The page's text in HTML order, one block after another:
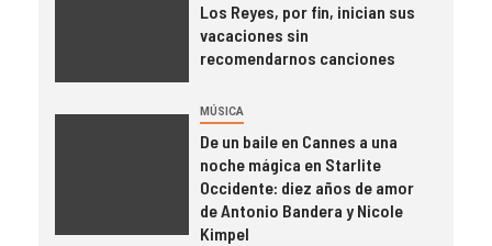
Los Reyes, por fin, inician sus
vacaciones sin
recomendarnos canciones
MÚSICA
De un baile en Cannes a una
noche mágica en Starlite
Occidente: diez años de amor
de Antonio Bandera y Nicole
Kimpel